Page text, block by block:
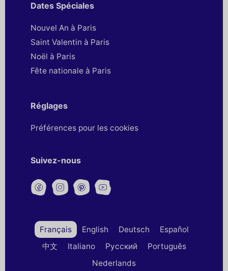
Dates Spéciales
Nouvel An à Paris
Saint Valentin à Paris
Noël à Paris
Fête nationale à Paris
Réglages
Préférences pour les cookies
Suivez-nous
Français English Deutsch
Español
中文
Italiano Русский
Português
Nederlands